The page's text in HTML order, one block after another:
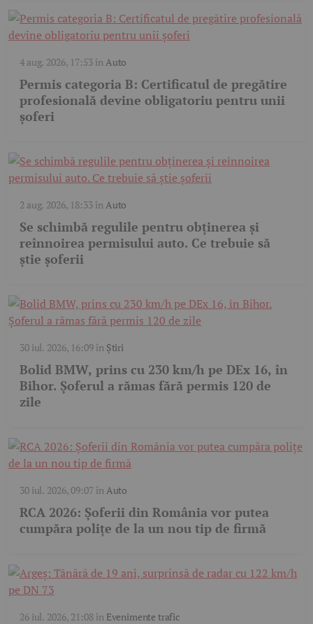
4 aug. 2026, 17:53în Auto
Permis categoria B: Certificatul de pregătire
profesională devine obligatoriu pentru unii
șoferi
2 aug. 2026, 18:33în Auto
Se schimbă regulile pentru obținerea și
reînnoirea permisului auto. Ce trebuie să
știe șoferii
30 iul. 2026, 16:09în Știri
Bolid BMW, prins cu 230 km/h pe DEx 16, în
Bihor. Șoferul a rămas fără permis 120 de
zile
30 iul. 2026, 09:07în Auto
RCA 2026: Șoferii din România vor putea
cumpăra polițe de la un nou tip de firmă
26 iul. 2026, 21:08în Evenimente trafic